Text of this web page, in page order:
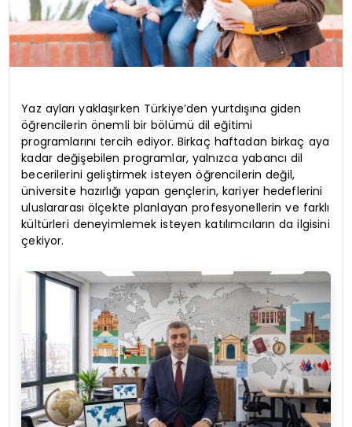
Yaz ayları yaklaşırken Türkiye’den yurtdışına giden
öğrencilerin önemli bir bölümü dil eğitimi
programlarını tercih ediyor. Birkaç haftadan birkaç aya
kadar değişebilen programlar, yalnızca yabancı dil
becerilerini geliştirmek isteyen öğrencilerin değil,
üniversite hazırlığı yapan gençlerin, kariyer hedeflerini
uluslararası ölçekte planlayan profesyonellerin ve farklı
kültürleri deneyimlemek isteyen katılımcıların da ilgisini
çekiyor.